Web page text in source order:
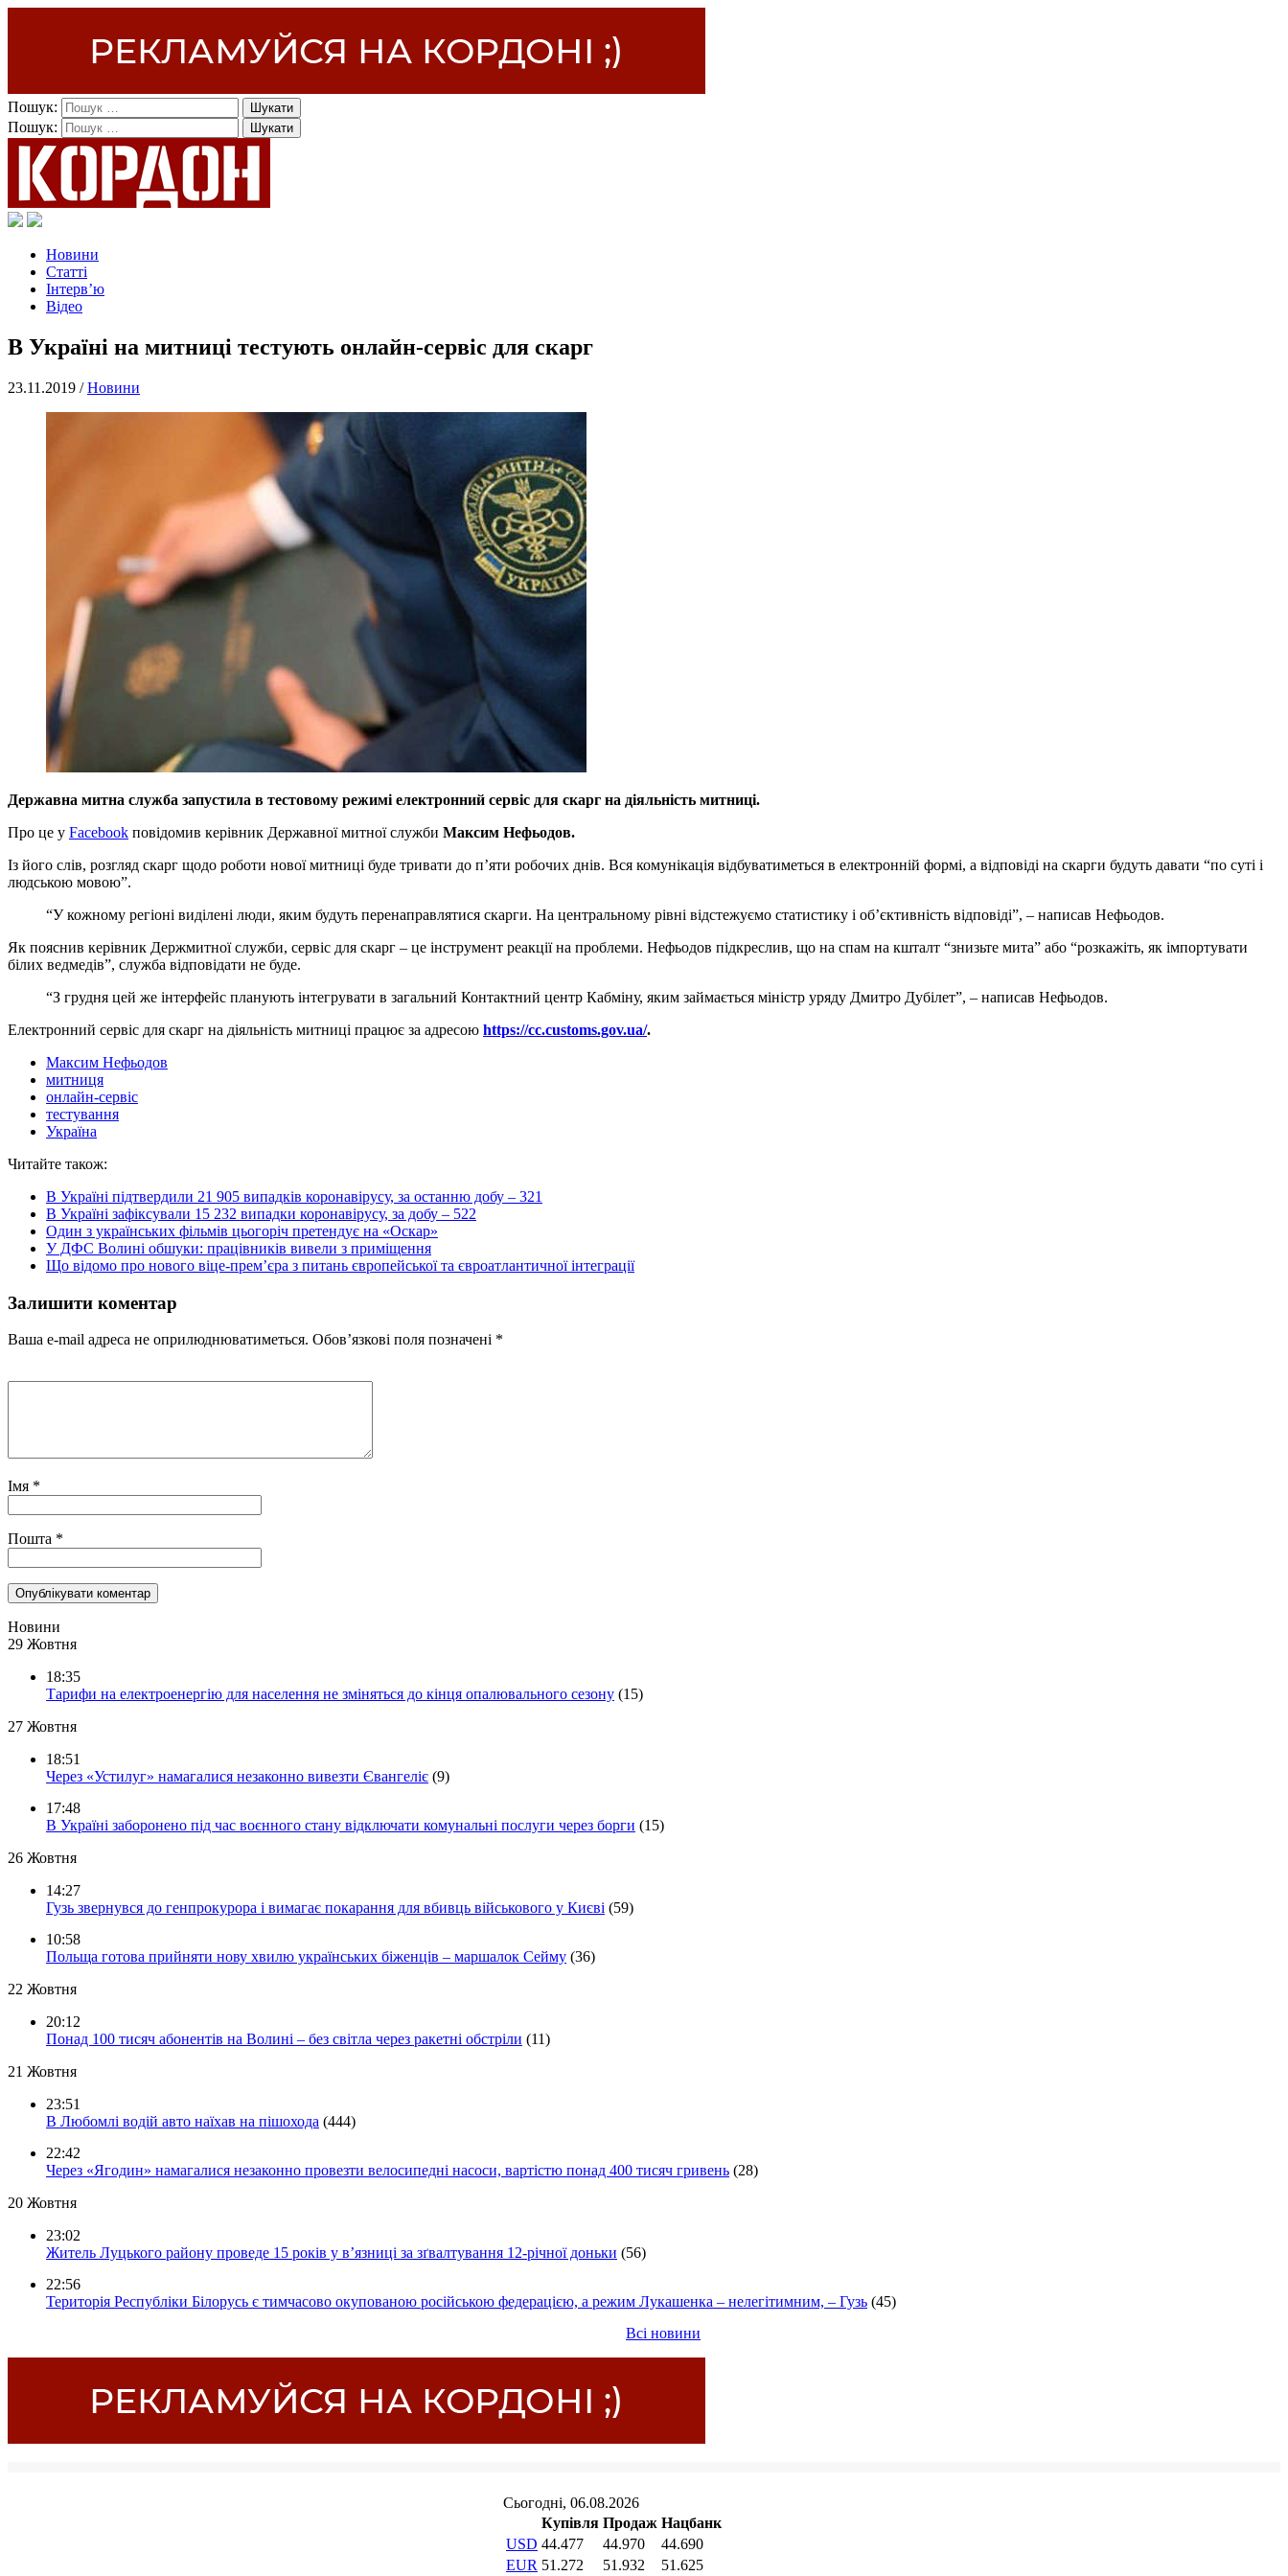
Пошук:
Пошук:
Новини
Статті
Інтерв’ю
Відео
В Україні на митниці тестують онлайн-сервіс для скарг
23.11.2019 /Новини
Державна митна служба запустила в тестовому режимі електронний сервіс для скарг на діяльність митниці.
Про це у Facebook повідомив керівник Державної митної служби Максим Нефьодов.
Із його слів, розгляд скарг щодо роботи нової митниці буде тривати до п’яти робочих днів. Вся комунікація відбуватиметься в електронній формі, а відповіді на скарги будуть давати “по суті і
людською мовою”.
“У кожному регіоні виділені люди, яким будуть перенаправлятися скарги. На центральному рівні відстежуємо статистику і об’єктивність відповіді”, – написав Нефьодов.
Як пояснив керівник Держмитної служби, сервіс для скарг – це інструмент реакції на проблеми. Нефьодов підкреслив, що на спам на кшталт “знизьте мита” або “розкажіть, як імпортувати
білих ведмедів”, служба відповідати не буде.
“З грудня цей же інтерфейс планують інтегрувати в загальний Контактний центр Кабміну, яким займається міністр уряду Дмитро Дубілет”, – написав Нефьодов.
Електронний сервіс для скарг на діяльність митниці працює за адресою https://cc.customs.gov.ua/.
Максим Нефьодов
митниця
онлайн-сервіс
тестування
Україна
Читайте також:
В Україні підтвердили 21 905 випадків коронавірусу, за останню добу – 321
В Україні зафіксували 15 232 випадки коронавірусу, за добу – 522
Один з українських фільмів цьогоріч претендує на «Оскар»
У ДФС Волині обшуки: працівників вивели з приміщення
Що відомо про нового віце-прем’єра з питань європейської та євроатлантичної інтеграції
Залишити коментар
Ваша e-mail адреса не оприлюднюватиметься. Обов’язкові поля позначені *
Імя *
Пошта *
Новини
29 Жовтня
18:35
Тарифи на електроенергію для населення не зміняться до кінця опалювального сезону (15)
27 Жовтня
18:51
Через «Устилуг» намагалися незаконно вивезти Євангеліє (9)
17:48
В Україні заборонено під час воєнного стану відключати комунальні послуги через борги (15)
26 Жовтня
14:27
Гузь звернувся до генпрокурора і вимагає покарання для вбивць військового у Києві (59)
10:58
Польща готова прийняти нову хвилю українських біженців – маршалок Сейму (36)
22 Жовтня
20:12
Понад 100 тисяч абонентів на Волині – без світла через ракетні обстріли (11)
21 Жовтня
23:51
В Любомлі водій авто наїхав на пішохода (444)
22:42
Через «Ягодин» намагалися незаконно провезти велосипедні насоси, вартістю понад 400 тисяч гривень (28)
20 Жовтня
23:02
Житель Луцького району проведе 15 років у в’язниці за зґвалтування 12-річної доньки (56)
22:56
Територія Республіки Білорусь є тимчасово окупованою російською федерацією, а режим Лукашенка – нелегітимним, – Гузь (45)
Всі новини